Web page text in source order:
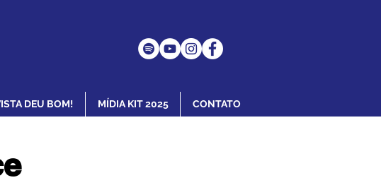
DEU BOM! MÍDIA KIT 2025 CONTATO